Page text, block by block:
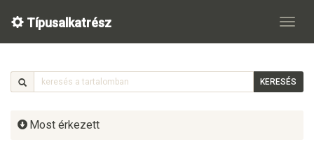
Típusalkatrész
KERESÉS
Most érkezett